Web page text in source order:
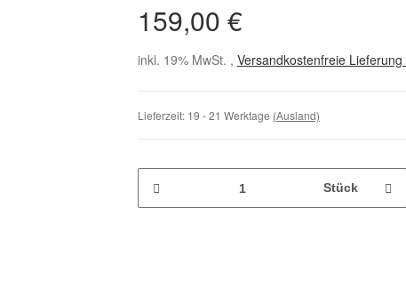
159,00 €
inkl. 19% MwSt. , Versandkostenfreie Lieferung
Lieferzeit: 19 - 21 Werktage (Ausland)
Stück